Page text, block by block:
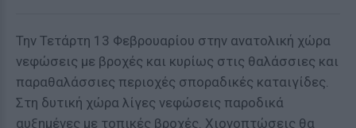
Την Τετάρτη 13 Φεβρουαρίου στην ανατολική χώρα
νεφώσεις με βροχές και κυρίως στις θαλάσσιες και
παραθαλάσσιες περιοχές σποραδικές καταιγίδες.
Στη δυτική χώρα λίγες νεφώσεις παροδικά
αυξημένες με τοπικές βροχές. Χιονοπτώσεις θα